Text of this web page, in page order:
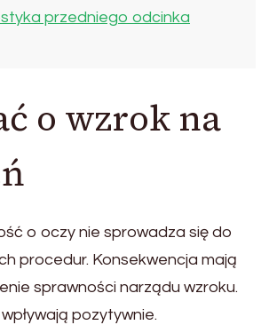
przedniego odcinka
o wzrok na
o oczy nie sprowadza się do
procedur. Konsekwencja mają
sprawności narządu wzroku.
pozytywnie.